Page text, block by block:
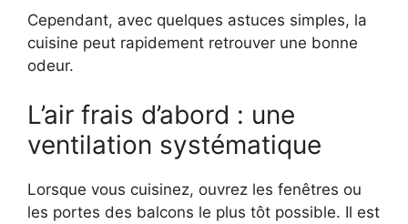
Cependant, avec quelques astuces simples, la
cuisine peut rapidement retrouver une bonne
odeur.
L’air frais d’abord : une
ventilation systématique
Lorsque vous cuisinez, ouvrez les fenêtres ou
les portes des balcons le plus tôt possible. Il est